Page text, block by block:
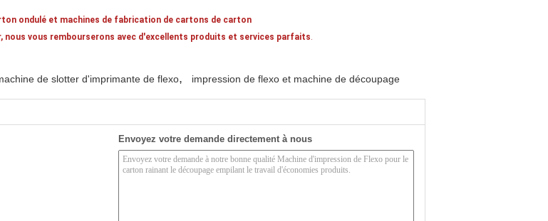
ondulé et machines de fabrication de cartons de carton
nous vous rembourserons avec d'excellents produits et services parfaits.
de slotter d'imprimante de flexo, impression de flexo et machine de découpage
Envoyez votre demande directement à nous